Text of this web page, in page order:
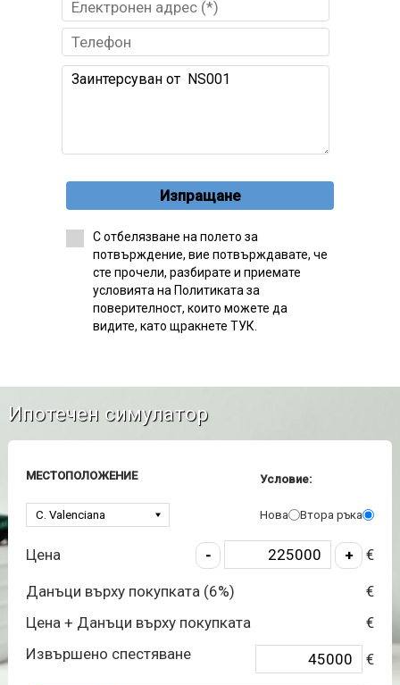
Изпращане
С отбелязване на полето за
потвърждение, вие потвърждавате, че
сте прочели, разбирате и приемате
условията на Политиката за
поверителност, които можете да
видите, като щракнете ТУК.
Ипотечен симулатор
МЕСТОПОЛОЖЕНИЕ Условие:
Нова Втора ръка
Цена €
Данъци върху покупката (6%)
€
Цена + Данъци върху покупката
€
Извършено спестяване
€